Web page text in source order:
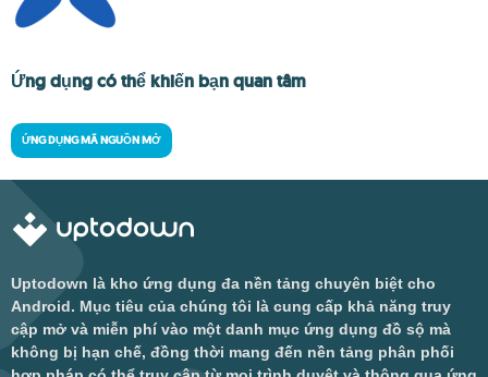
Ứng dụng có thể khiến bạn quan tâm
ỨNG DỤNG MÃ NGUỒN MỞ
Uptodown là kho ứng dụng đa nền tảng chuyên biệt cho
Android. Mục tiêu của chúng tôi là cung cấp khả năng truy
cập mở và miễn phí vào một danh mục ứng dụng đồ sộ mà
không bị hạn chế, đồng thời mang đến nền tảng phân phối